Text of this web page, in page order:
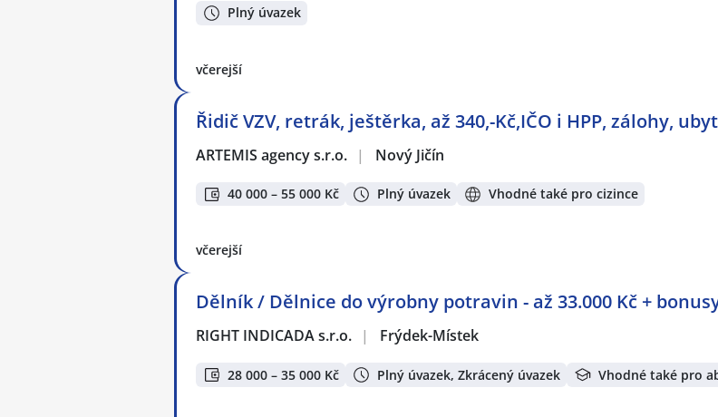
Plný úvazek
včerejší
Řidič VZV, retrák, ještěrka, až 340,-Kč,IČO i HPP, zálohy,
ARTEMIS agency s.r.o. | Nový Jičín
40 000 – 55 000 Kč Plný úvazek Vhodné také pro cizince
včerejší
Dělník / Dělnice do výrobny potravin - až 33.000 Kč +
RIGHT INDICADA s.r.o. | Frýdek-Místek
28 000 – 35 000 Kč Plný úvazek, Zkrácený úvazek Vhodné také pro